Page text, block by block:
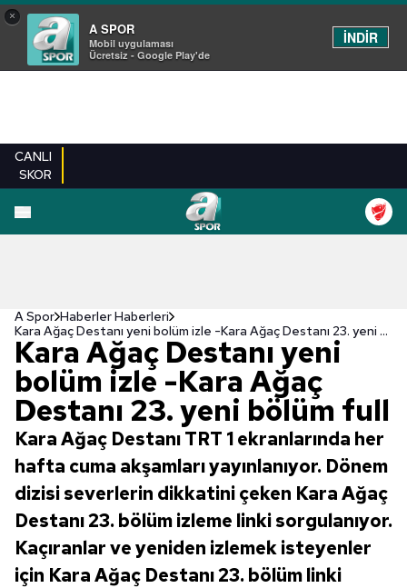
×
A SPOR
Mobil uygulaması
Ücretsiz - Google Play'de
İNDİR
CANLI
SKOR
A Spor Haberler Haberleri
Kara Ağaç Destanı yeni bolüm izle -Kara Ağaç Destanı 23. yeni bölüm full
Kara Ağaç Destanı yeni
bolüm izle -Kara Ağaç
Destanı 23. yeni bölüm full
Kara Ağaç Destanı TRT 1 ekranlarında her
hafta cuma akşamları yayınlanıyor. Dönem
dizisi severlerin dikkatini çeken Kara Ağaç
Destanı 23. bölüm izleme linki sorgulanıyor.
Kaçıranlar ve yeniden izlemek isteyenler
için Kara Ağaç Destanı 23. bölüm linki